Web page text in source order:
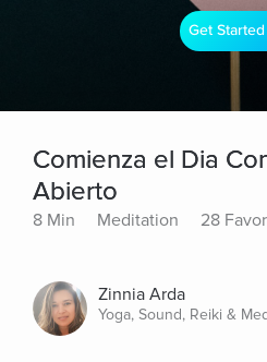
Get
Comienza el Dia
Abierto
8 Min Meditation 28
Zinnia Arda
Yoga, Sound, Reiki &